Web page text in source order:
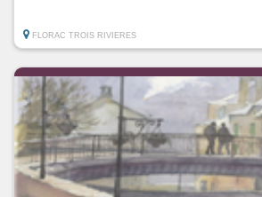
FLORAC TROIS RIVIERES